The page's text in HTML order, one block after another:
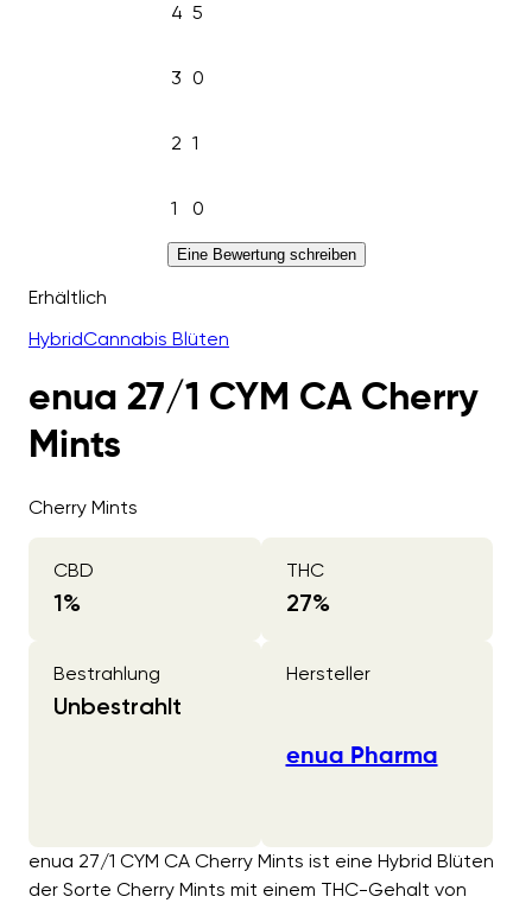
4 5
3 0
2 1
1 0
Eine Bewertung schreiben
Erhältlich
HybridCannabis Blüten
enua 27/1 CYM CA Cherry
Mints
Cherry Mints
CBD
1%
THC
27%
Bestrahlung
Unbestrahlt
Hersteller
enua Pharma
enua 27/1 CYM CA Cherry Mints ist eine Hybrid Blüten
der Sorte Cherry Mints mit einem THC-Gehalt von